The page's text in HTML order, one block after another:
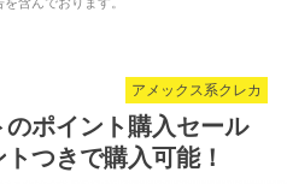
アメックス系クレカ
のポイント購入セール
つきで購入可能！